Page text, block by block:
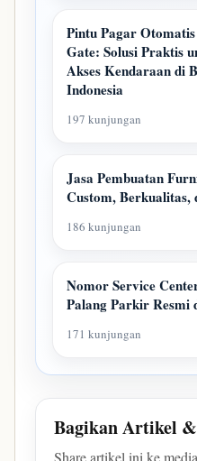
Pintu Pagar
Gate: Solusi Praktis
Akses Kendaraan di
Indonesia
197 kunjungan
Jasa Pembuatan
Custom, Berkualitas,
186 kunjungan
Nomor Service
Palang Parkir Resmi
171 kunjungan
Bagikan Artikel